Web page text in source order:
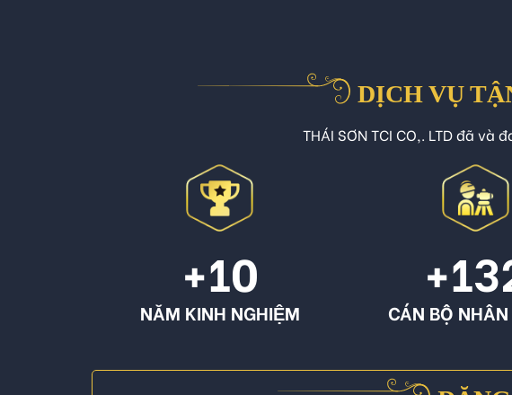
DỊCH VỤ
THÁI SƠN TCI CO,. LTD đã
+10
NĂM KINH NGHIỆM CÁN BỘ